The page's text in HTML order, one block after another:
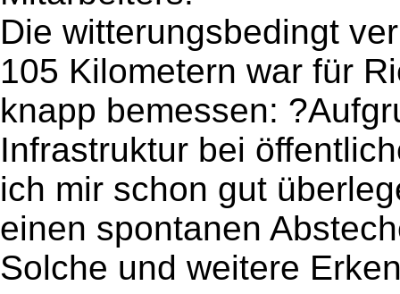
Die witterungsbedingt
105 Kilometern war für
knapp bemessen:
Infrastruktur bei
ich mir schon gut
einen spontanen
Solche und weitere